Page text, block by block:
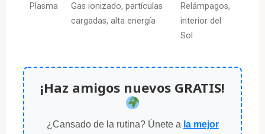
Plasma
Gas ionizado, partículas
cargadas, alta energía
Relámpagos,
interior del
Sol
¡Haz amigos nuevos GRATIS!
¿Cansado de la rutina? Únete a la mejor